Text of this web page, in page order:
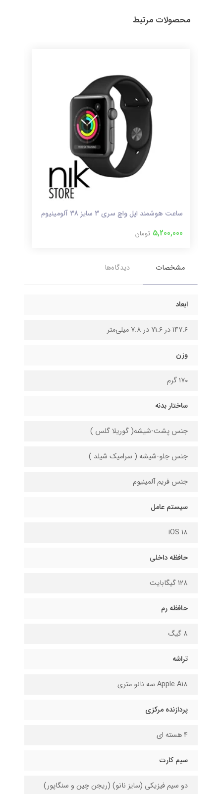
محصولات مرتبط
ساعت هوشمند اپل واچ سری 3 سایز 38 آلومینیوم
5,200,000 تومان
مشخصات دیدگاه‌ها
ابعاد
۱۴۷.۶ در 7۱.۶ در ۷.۸ میلی‌متر
وزن
۱۷۰ گرم
ساختار بدنه
جنس پشت-شیشه( گوریلا گلس )
جنس جلو-شیشه ( سرامیک شیلد )
جنس فریم آلمینیوم
سیستم عامل
iOS 1۸
حافظه داخلی
128 گیگابایت
حافظه رم
8 گیگ
تراشه
Apple A1۸ سه نانو متری
پردازنده مرکزی
۴ هسته ای
سیم کارت
دو سیم فیزیکی (سایز نانو) (ریجن چین و سنگاپور)